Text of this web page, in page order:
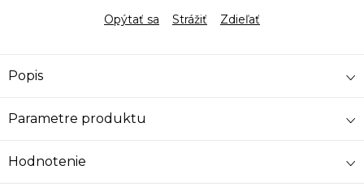
Opýtať sa Strážiť Zdieľať
Popis
Parametre produktu
Hodnotenie